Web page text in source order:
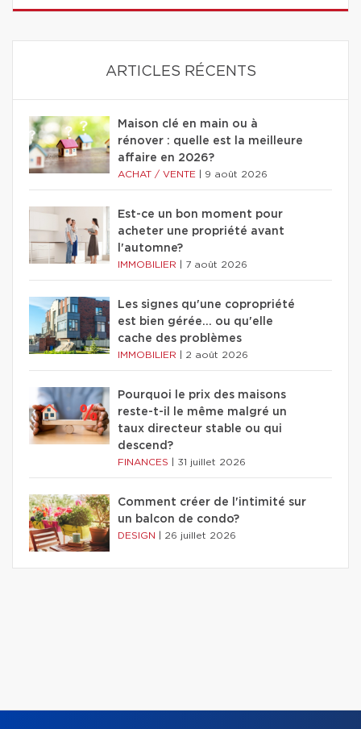
ARTICLES RÉCENTS
Maison clé en main ou à
rénover : quelle est la meilleure
affaire en 2026?
ACHAT / VENTE 9 août 2026
Est-ce un bon moment pour
acheter une propriété avant
l'automne?
IMMOBILIER 7 août 2026
Les signes qu'une copropriété
est bien gérée… ou qu'elle
cache des problèmes
IMMOBILIER 2 août 2026
Pourquoi le prix des maisons
reste-t-il le même malgré un
taux directeur stable ou qui
descend?
FINANCES 31 juillet 2026
Comment créer de l'intimité sur
un balcon de condo?
DESIGN 26 juillet 2026